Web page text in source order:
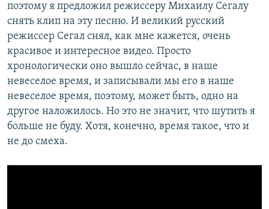
поэтому я предложил режиссеру Михаилу Сегалу
снять клип на эту песню. И великий русский
режиссер Сегал снял, как мне кажется, очень
красивое и интересное видео. Просто
хронологически оно вышло сейчас, в наше
невеселое время, и записывали мы его в наше
невеселое время, поэтому, может быть, одно на
другое наложилось. Но это не значит, что шутить я
больше не буду. Хотя, конечно, время такое, что и
не до смеха.